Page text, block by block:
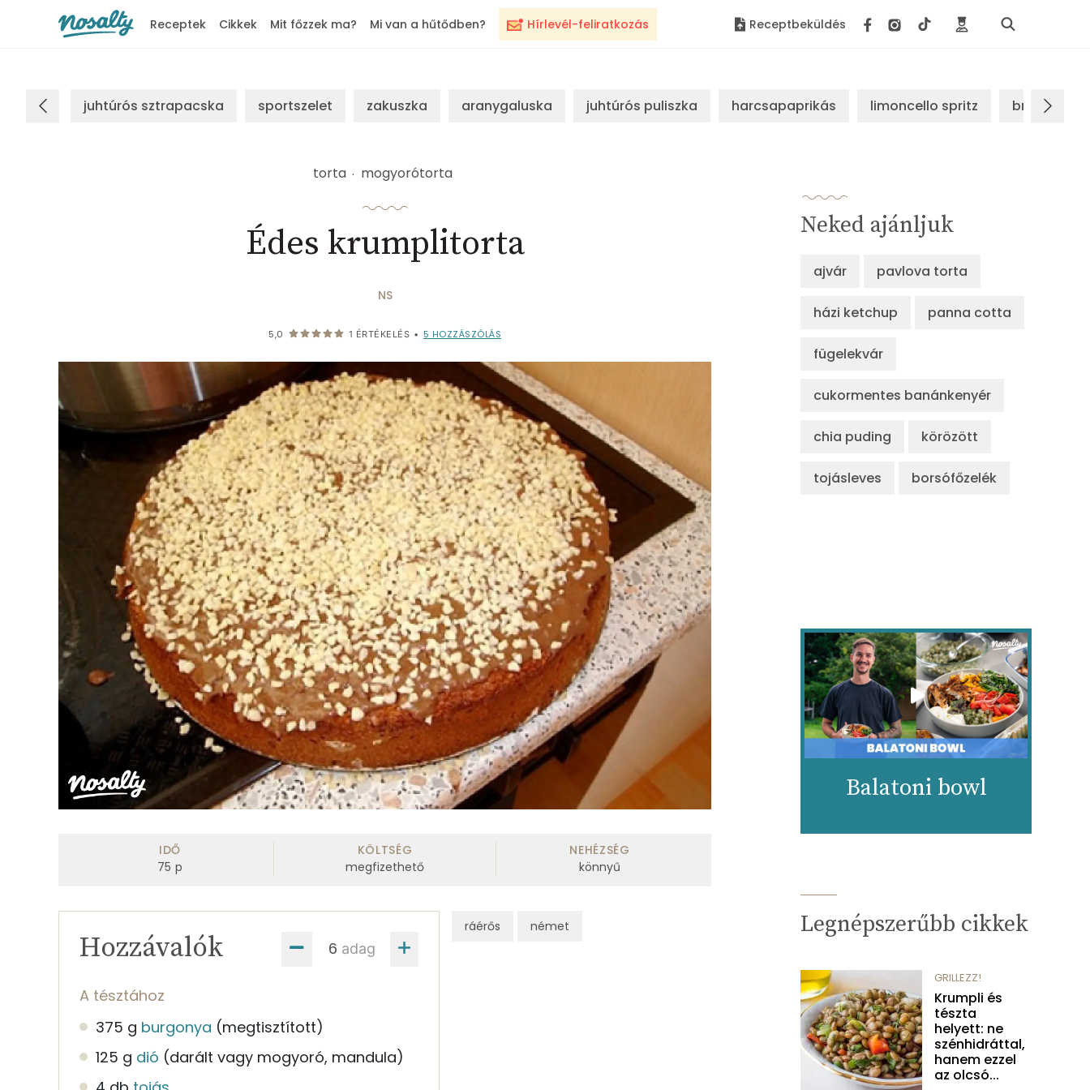
Hírlevél-feliratkozás
Receptek Cikkek Mit főzzek ma? Mi van a hűtődben? Receptbeküldés
juhtúrós sztrapacska sportszelet zakuszka aranygaluska juhtúrós puliszka harcsapaprikás limoncello spritz brassói
torta mogyorótorta
Édes krumplitorta
NS
5,0 1 ÉRTÉKELÉS • 5 HOZZÁSZÓLÁS
IDŐ
75 p
KÖLTSÉG
megfizethető
NEHÉZSÉG
könnyű
adag
Hozzávalók
A tésztához
375 g burgonya (megtisztított)
125 g dió (darált vagy mogyoró, mandula)
ráérős német
Neked ajánljuk
ajvár pavlova torta
házi ketchup panna cotta
fügelekvár
cukormentes banánkenyér
chia puding körözött
tojásleves borsófőzelék
Balatoni bowl
Legnépszerűbb cikkek
GRILLEZZ!
Krumpli és
tészta
helyett: ne
szénhidráttal,
hanem ezzel
az olcsó...